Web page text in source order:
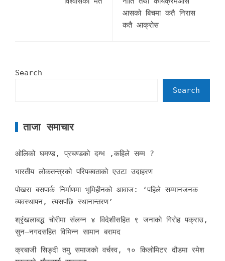
आसको बिचमा कतै निरास
कतै आक्रोस
Search
Search
ताजा समाचार
ओलिको घमण्ड, प्रचण्डको दम्भ ,कहिले सम्म ?
भारतीय लोकतन्त्रको परिपक्वताको एउटा उदाहरण
पोखरा बसपार्क निर्माणमा भूमिहीनको आवाज: ‘पहिले सम्मानजनक
व्यवस्थापन, त्यसपछि स्थानान्तरण’
श्रृंखलाबद्ध चोरीमा संलग्न ४ विदेशीसहित ९ जनाको गिरोह पक्राउ,
सुन–नगदसहित विभिन्न सामान बरामद
क्रबाजी सिङ्दी तमु समाजको वर्चस्व, १० किलोमिटर दौडमा रमेश